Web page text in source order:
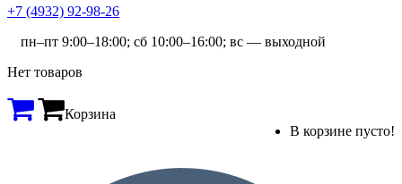
+7 (4932) 92-98-26
пн–пт 9:00–18:00; сб 10:00–16:00; вс — выходной
Нет товаров
Корзина
В корзине пусто!